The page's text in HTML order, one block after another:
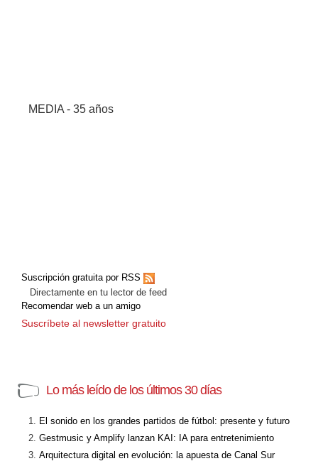
MEDIA - 35 años
Suscripción gratuita por RSS
Directamente en tu lector de feed
Recomendar web a un amigo
Suscríbete al newsletter gratuito
Lo más leído de los últimos 30 días
El sonido en los grandes partidos de fútbol: presente y futuro
Gestmusic y Amplify lanzan KAI: IA para entretenimiento
Arquitectura digital en evolución: la apuesta de Canal Sur